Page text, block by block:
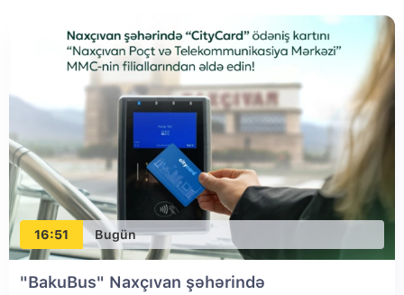
16:51 Bugün
"BakuBus" Naxçıvan şəhərində